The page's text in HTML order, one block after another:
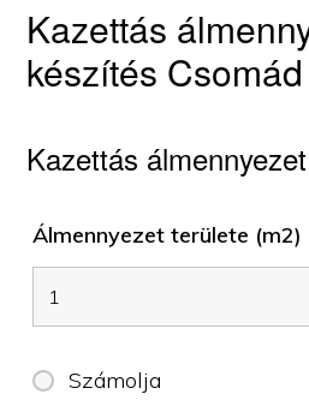
Kazettás
készítés Csomád
Kazettás
Álmennyezet területe (m2)
Számolja